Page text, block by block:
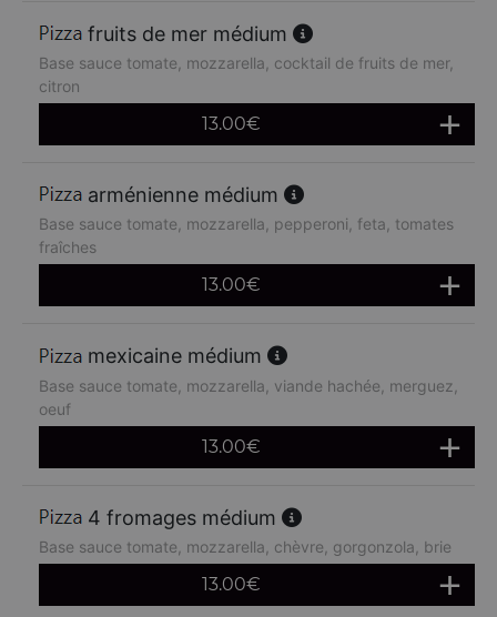
fruits de mer médium
Base sauce tomate, mozzarella, cocktail de fruits de mer,
citron
13.00€
arménienne médium
Base sauce tomate, mozzarella, pepperoni, feta, tomates
fraîches
13.00€
mexicaine médium
Base sauce tomate, mozzarella, viande hachée, merguez,
oeuf
13.00€
4 fromages médium
Base sauce tomate, mozzarella, chèvre, gorgonzola, brie
13.00€